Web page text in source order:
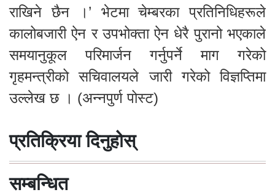
राखिने छैन ।’ भेटमा चेम्बरका प्रतिनिधिहरूले
कालोबजारी ऐन र उपभोक्ता ऐन धेरै पुरानो भएकाले
समयानुकूल परिमार्जन गर्नुपर्ने माग गरेको
गृहमन्त्रीको सचिवालयले जारी गरेको विज्ञप्तिमा
उल्लेख छ । (अन्नपुर्ण पोस्ट)
प्रतिक्रिया दिनुहोस्
सम्बन्धित